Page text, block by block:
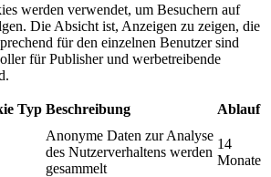
werden verwendet, um Besuchern auf
Die Absicht ist, Anzeigen zu zeigen, die
für den einzelnen Benutzer sind
für Publisher und werbetreibende
Typ Beschreibung Ablauf
Anonyme Daten zur Analyse
des Nutzerverhaltens werden
gesammelt
14
Monate